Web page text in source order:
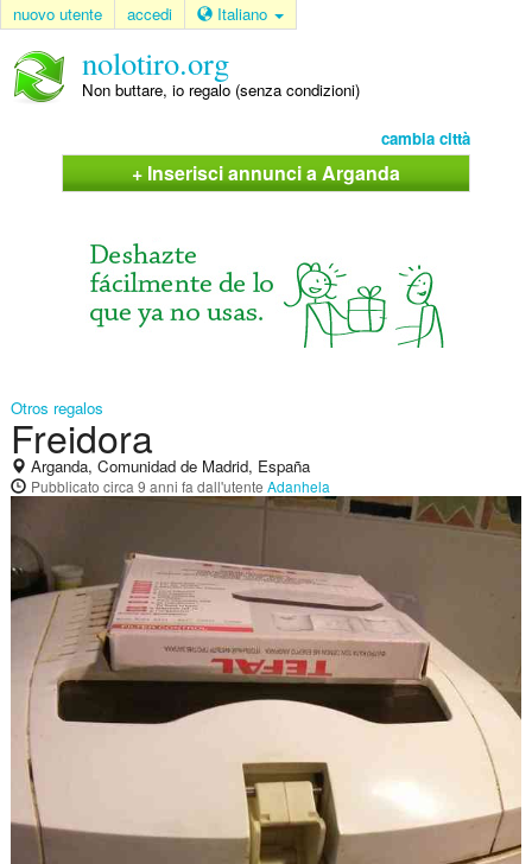
nuovo utente accedi Italiano
nolotiro.org
Non buttare, io regalo (senza condizioni)
cambia città
+ Inserisci annunci a Arganda
Otros regalos
Freidora
Arganda, Comunidad de Madrid, España
Pubblicato circa 9 anni fa dall'utente Adanhela